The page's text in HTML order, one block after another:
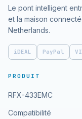
Le pont intelligent
et la maison
Netherlands.
iDEAL PayPal
PRODUIT
RFX-433EMC
Compatibilité